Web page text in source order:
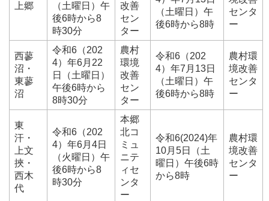
上郷
（土曜日）午
後6時から8
時30分
改善
セン
ター
（土曜日）午
後6時から8時
センタ
ー
西蓼
沼・
東蓼
沼
令和6（202
4）年6月22
日（土曜日）
午後6時から
8時30分
農村
環境
改善
セン
ター
令和6（202
4）年7月13日
（土曜日）午
後6時から8時
農村環
境改善
センタ
ー
東
汗・
上文
挾・
西木
代
令和6（202
4）年6月4日
（火曜日）午
後6時から8
時30分
本郷
北コ
ミュ
ニテ
ィセ
ンタ
ー
令和6(2024)年
10月5日（土
曜日）午後6時
から8時
農村環
境改善
センタ
ー